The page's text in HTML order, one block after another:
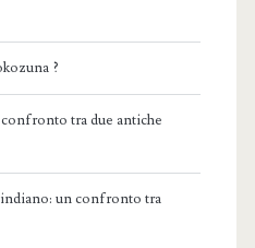
?
tra due antiche
un confronto tra